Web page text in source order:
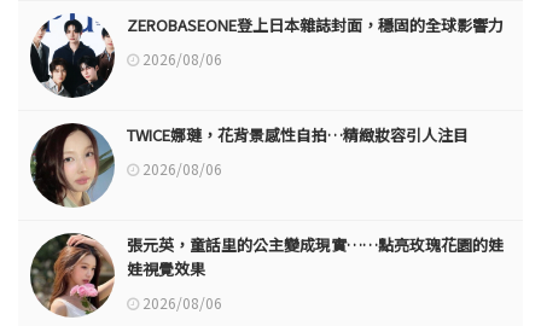
ZEROBASEONE登上日本雜誌封面，穩固的全球影響力
2026/08/06
TWICE娜璉，花背景感性自拍…精緻妝容引人注目
2026/08/06
張元英，童話里的公主變成現實……點亮玫瑰花園的娃
娃視覺效果
2026/08/06